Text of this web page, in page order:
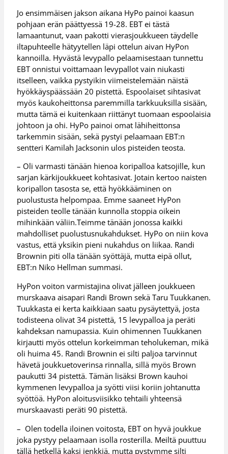
Jo ensimmäisen jakson aikana HyPo painoi kaasun
pohjaan erän päättyessä 19-28. EBT ei tästä
lamaantunut, vaan pakotti vierasjoukkueen täydelle
iltapuhteelle hätyytellen läpi ottelun aivan HyPon
kannoilla. Hyvästä levypallo pelaamisestaan tunnettu
EBT onnistui voittamaan levypallot vain niukasti
itselleen, vaikka pystyikin viimeistelemään näistä
hyökkäyspäässään 20 pistettä. Espoolaiset sihtasivat
myös kaukoheittonsa paremmilla tarkkuuksilla sisään,
mutta tämä ei kuitenkaan riittänyt tuomaan espoolaisia
johtoon ja ohi. HyPo painoi omat lähiheittonsa
tarkemmin sisään, sekä pystyi pelaamaan EBT:n
sentteri Kamilah Jacksonin ulos pisteiden teosta.
– Oli varmasti tänään hienoa koripalloa katsojille, kun
sarjan kärkijoukkueet kohtasivat. Jotain kertoo naisten
koripallon tasosta se, että hyökkääminen on
puolustusta helpompaa. Emme saaneet HyPon
pisteiden teolle tänään kunnolla stoppia oikein
mihinkään väliin.Teimme tänään jonossa kaikki
mahdolliset puolustusnukahdukset. HyPo on niin kova
vastus, että yksikin pieni nukahdus on liikaa. Randi
Brownin piti olla tänään syöttäjä, mutta eipä ollut,
EBT:n Niko Hellman summasi.
HyPon voiton varmistajina olivat jälleen joukkueen
murskaava aisapari Randi Brown sekä Taru Tuukkanen.
Tuukkasta ei kerta kaikkiaan saatu pysäytettyä, josta
todisteena olivat 34 pistettä, 15 levypalloa ja peräti
kahdeksan namupassia. Kuin ohimennen Tuukkanen
kirjautti myös ottelun korkeimman teholukeman, mikä
oli huima 45. Randi Brownin ei silti paljoa tarvinnut
hävetä joukkuetoverinsa rinnalla, sillä myös Brown
paukutti 34 pistettä. Tämän lisäksi Brown kauhoi
kymmenen levypalloa ja syötti viisi koriin johtanutta
syöttöä. HyPon aloitusviisikko tehtaili yhteensä
murskaavasti peräti 90 pistettä.
– Olen todella iloinen voitosta, EBT on hyvä joukkue
joka pystyy pelaamaan isolla rosterilla. Meiltä puuttuu
tällä hetkellä kaksi jenkkiä, mutta pystymme silti